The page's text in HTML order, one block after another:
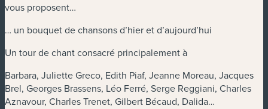
vous proposent…
… un bouquet de chansons d’hier et d’aujourd’hui
Un tour de chant consacré principalement à
Barbara, Juliette Greco, Edith Piaf, Jeanne Moreau, Jacques
Brel, Georges Brassens, Léo Ferré, Serge Reggiani, Charles
Aznavour, Charles Trenet, Gilbert Bécaud, Dalida…